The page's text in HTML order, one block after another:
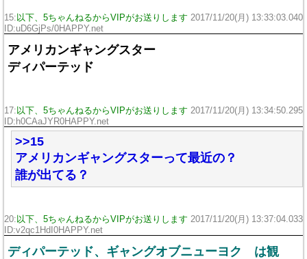
15: 以下、5ちゃんねるからVIPがお送りします 2017/11/20(月) 13:33:03.040
ID:uD6GjPs/0HAPPY.net
アメリカンギャングスター
ディパーテッド
17: 以下、5ちゃんねるからVIPがお送りします 2017/11/20(月) 13:34:50.295
ID:h0CAaJYR0HAPPY.net
>>15
アメリカンギャングスターって最近の？
誰が出てる？
20: 以下、5ちゃんねるからVIPがお送りします 2017/11/20(月) 13:37:04.033
ID:v2qc1HdI0HAPPY.net
ディパーテッド、ギャングオブニューヨク は観